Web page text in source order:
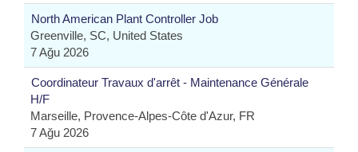
North American Plant Controller Job
Greenville, SC, United States
7 Ağu 2026
Coordinateur Travaux d'arrêt - Maintenance Générale
H/F
Marseille, Provence-Alpes-Côte d'Azur, FR
7 Ağu 2026